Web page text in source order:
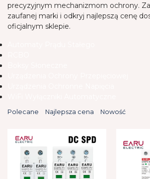
precyzyjnym mechanizmom ochrony.
zaufanej marki i odkryj najlepszą cenę
oficjalnym sklepie.
Polecane Najlepsza cena Nowość